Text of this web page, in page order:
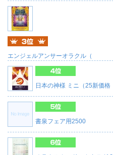
エンジェルアンサーオラクル（
日本の神様 ミニ（25新価格
書泉フェア用2500